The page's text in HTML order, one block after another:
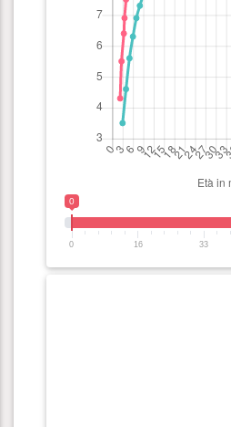
0
0 16 33